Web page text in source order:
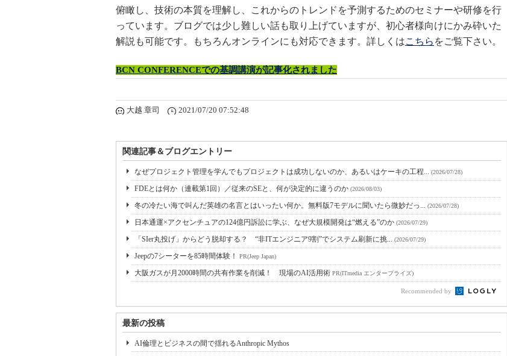
俯瞰し、技術の本質を理解し、これからのトレンドを予測するためのセミナーや研修を行
っています。ブログでは少し難しい話も取り上げていますが、初心者様向けにかみ砕いた
解説も可能です。もちろんオンラインにも対応できます。詳しくはこちら をご覧下さい。
BCN CONFERENCEでの基調講演が記事化されました
大越 章司 2021/07/20 07:52:48
関連記事＆ブログエントリー
なぜプロジェクト管理を学んでもプロジェクトは成功しないのか、あるいはケーキの工程... (2026/07/28)
FDEとは何か（連載第1回）／従来のSEと、何が決定的に違うのか (2026/08/03)
冬の冷たい海で叫んだ英雄の名言とはいったい何か。無料版7モデルに聞いたら微妙だっ... (2026/07/28)
日本通運×アクセンチュアの124億円訴訟に学ぶ、なぜ大規模開発は“燃える”のか (2026/07/29)
「SIer丸投げ」からどう脱却する？ “非ITエンジニア9割”でシステム刷新に挑... (2026/07/29)
Jeepの7シーターを85時間体験！ PR(Jeep Japan)
大阪ガスが月2000時間の共有作業を削減！ 現場のAI活用術 PR(ITmedia エンタープライズ)
Recommended by
最新の投稿
AI倫理とビジネスの間で揺れるAnthropic Mythos